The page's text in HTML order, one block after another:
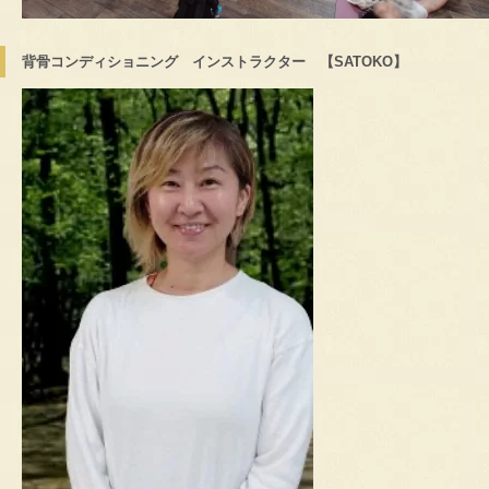
背骨コンディショニング インストラクター 【SATOKO】